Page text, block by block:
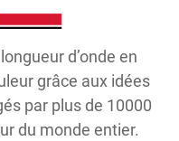
d’onde en
grâce aux idées
par plus de 10000
du monde entier.